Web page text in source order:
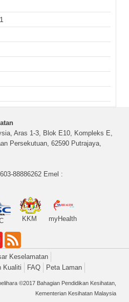
Aras 1-3, Blok E10, Kompleks E,
Persekutuan, 62590 Putrajaya,
88886262 Emel :
KKM myHealth
Keselamatan
Kualiti FAQ Peta Laman
©2017 Bahagian Pendidikan Kesihatan,
Kementerian Kesihatan Malaysia